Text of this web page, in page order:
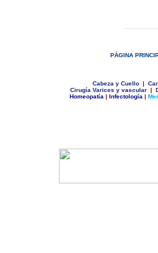
PÁGINA
Cabeza y Cuello |
Cirugía Varices y vascular |
Homeopatía | Infectología |